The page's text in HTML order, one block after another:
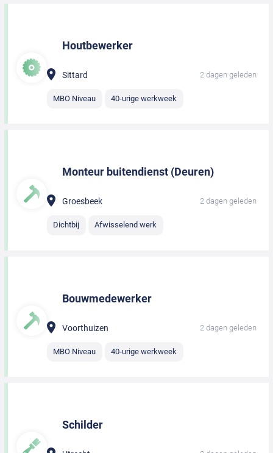
Houtbewerker
Sittard 2 dagen geleden
MBO Niveau 40-urige werkweek
Monteur buitendienst (Deuren)
Groesbeek 2 dagen geleden
Dichtbij Afwisselend werk
Bouwmedewerker
Voorthuizen 2 dagen geleden
MBO Niveau 40-urige werkweek
Schilder